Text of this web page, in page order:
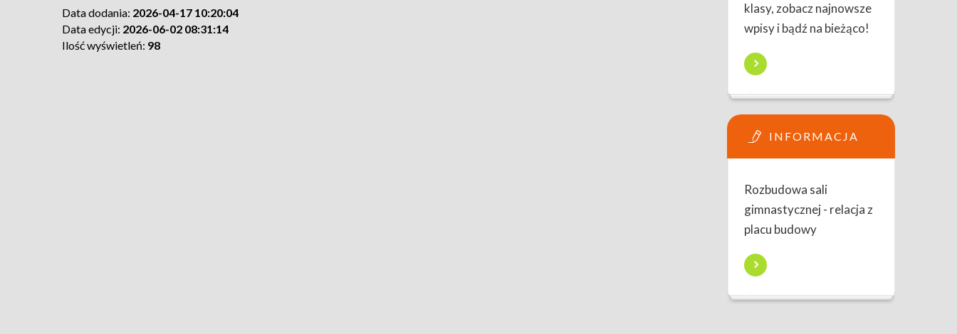
Data dodania: 2026-04-17 10:20:04
Data edycji: 2026-06-02 08:31:14
Ilość wyświetleń: 98
klasy, zobacz najnowsze
wpisy i bądź na bieżąco!
INFORMACJA
Rozbudowa sali
gimnastycznej - relacja z
placu budowy